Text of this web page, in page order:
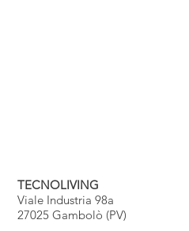
TECNOLIVING
Viale Industria 98a
27025 Gambolò (PV)